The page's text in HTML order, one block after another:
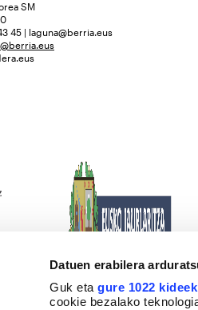
Datuen erabilera
Guk etagure 1022 kideek
cookie bezalako
SM
45 | laguna@berria.eus